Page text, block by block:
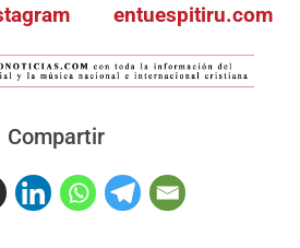
entuespitiru.com
Compartir